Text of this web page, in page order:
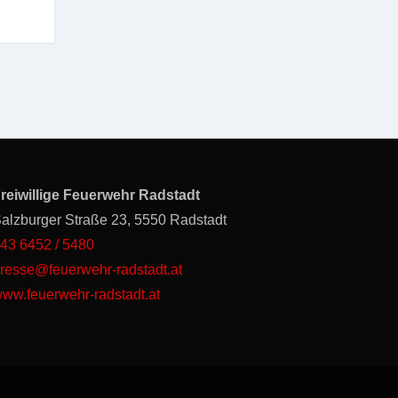
Feuerwehr Radstadt
Straße 23, 5550 Radstadt
6452 / 5480
radstadt.at
radstadt.at